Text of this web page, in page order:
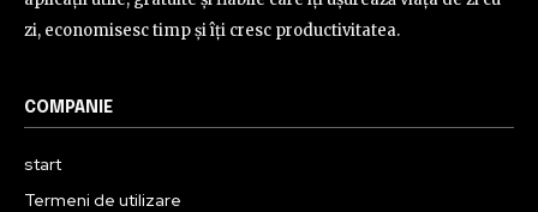
zi, economisesc timp și îți cresc productivitatea.
COMPANIE
start
Termeni de utilizare